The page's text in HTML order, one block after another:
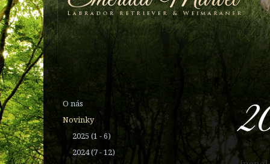
O nás
Novinky
2025 (1 - 6)
2024 (7 - 12)